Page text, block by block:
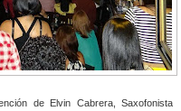
de Elvin Cabrera, Saxofonista